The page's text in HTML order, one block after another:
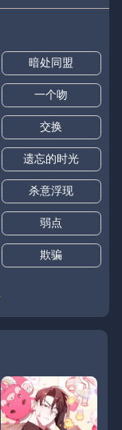
暗处同盟
一个吻
交换
遗忘的时光
杀意浮现
弱点
欺骗